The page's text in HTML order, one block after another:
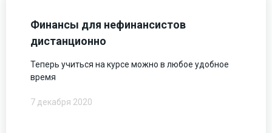
Финансы для нефинансистов
дистанционно
Теперь учиться на курсе можно в любое удобное
время
7 декабря 2020